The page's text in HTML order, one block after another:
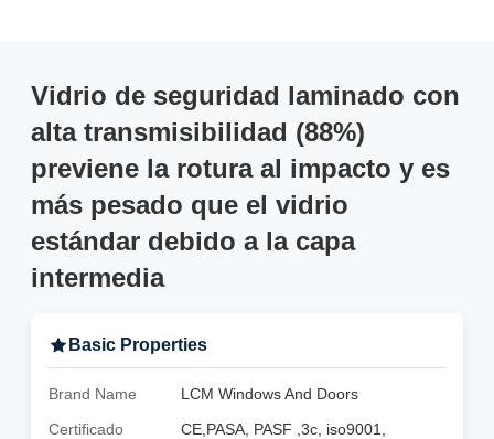
Vidrio de seguridad laminado con
alta transmisibilidad (88%)
previene la rotura al impacto y es
más pesado que el vidrio
estándar debido a la capa
intermedia
Basic Properties
Brand Name
LCM Windows And Doors
Certificado
CE,PASA, PASF ,3c, iso9001,